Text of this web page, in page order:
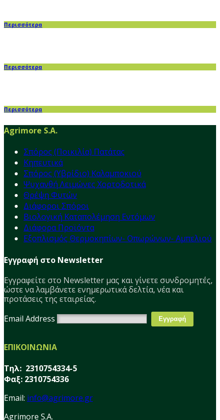
Περισσότερα
Περισσότερα
Περισσότερα
Agrimore S.A.
Σπόρος (Ποικιλία) Πατάτας
Κηπευτικά
Σπόρος (Υβρίδιο) Καλαμποκιού
Ψυχανθή Λειμώνες Χορτοδοτικά
Θρέψη Φυτών
Διάφοροι Σπόροι
Βιολογική Καταπολέμηση Εντόμων
Διάφορα Προϊόντα
Εξοπλισμός Θερμοκηπίων- Οπωρώνων- Αμπελιού
Εγγραφή στο Newsletter
Εγγραφείτε στο Νewsletter μας και γίνετε συνδρομητές,
ώστε να λαμβάνετε ενημερωτικά δελτία, νέα και
προτάσεις της εταιρείας.
Email Address
ΕΠΙΚΟΙΝΩΝΙΑ
Τηλ: 2310754334-5
Φαξ: 2310754336
Email: info@agrimore.gr
Agrimore S.A.